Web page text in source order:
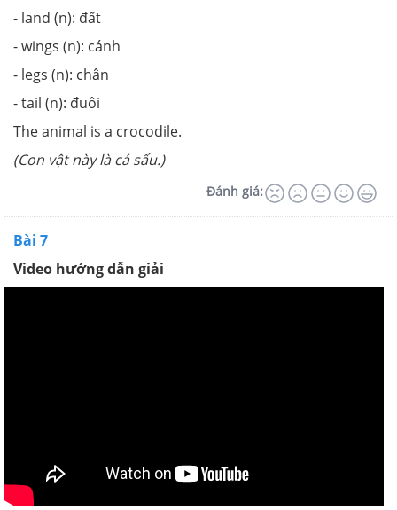
- land (n): đất
- wings (n): cánh
- legs (n): chân
- tail (n): đuôi
The animal is a crocodile.
(Con vật này là cá sấu.)
Đánh giá:
Bài 7
Video hướng dẫn giải